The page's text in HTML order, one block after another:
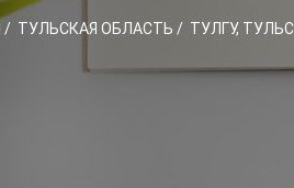
/ ТУЛЬСКАЯ ОБЛАСТЬ / ТУЛГУ,